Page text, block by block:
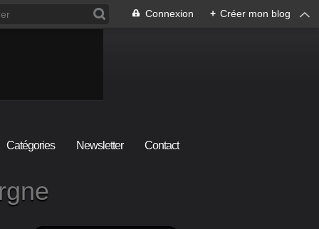
Connexion + Créer mon blog
Catégories Newsletter Contact